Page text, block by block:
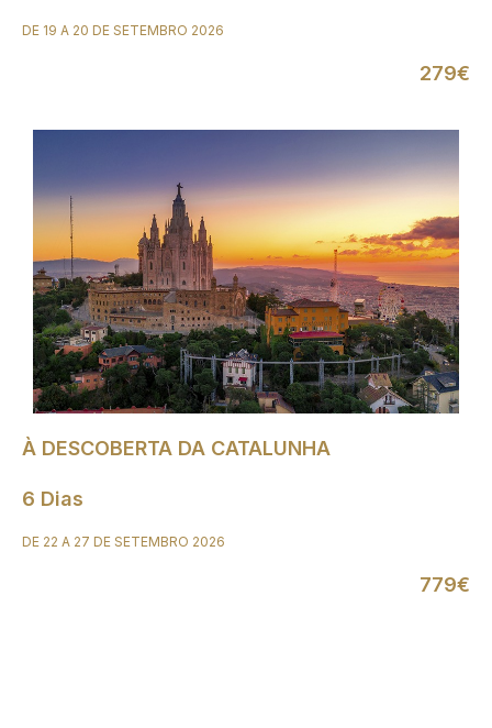
DE 19 A 20 DE SETEMBRO 2026
279€
À DESCOBERTA DA CATALUNHA
6 Dias
DE 22 A 27 DE SETEMBRO 2026
779€